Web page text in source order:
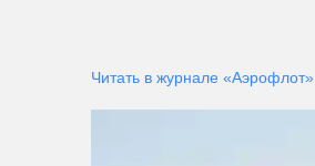
Читать в журнале «Аэрофлот»